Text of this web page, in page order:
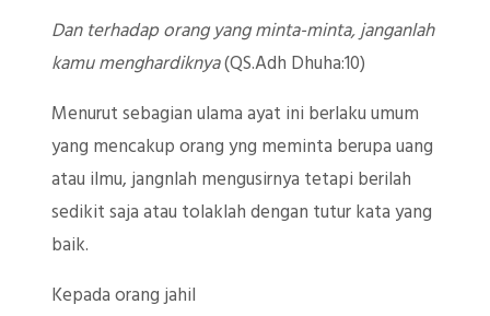
Dan terhadap orang yang minta-minta, janganlah
kamu menghardiknya(QS.Adh Dhuha:10)
Menurut sebagian ulama ayat ini berlaku umum
yang mencakup orang yng meminta berupa uang
atau ilmu, jangnlah mengusirnya tetapi berilah
sedikit saja atau tolaklah dengan tutur kata yang
baik.
Kepada orang jahil